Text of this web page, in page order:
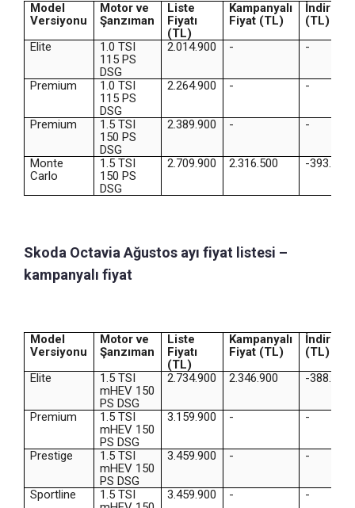
Model
Versiyonu
Motor ve
Şanzıman
Liste
Fiyatı
(TL)
Kampanyalı
Fiyat (TL)
İndirim
(TL)
Elite
1.0 TSI
115 PS
DSG
2.014.900 - -
Premium
1.0 TSI
115 PS
DSG
2.264.900 - -
Premium
1.5 TSI
150 PS
DSG
2.389.900 - -
Monte
Carlo
1.5 TSI
150 PS
DSG
2.709.900 2.316.500 -393.400
Skoda Octavia Ağustos ayı fiyat listesi –
kampanyalı fiyat
Model
Versiyonu
Motor ve
Şanzıman
Liste
Fiyatı
(TL)
Kampanyalı
Fiyat (TL)
İndirim
(TL)
Elite
1.5 TSI
mHEV 150
PS DSG
2.734.900 2.346.900 -388.000
Premium
1.5 TSI
mHEV 150
PS DSG
3.159.900 - -
Prestige
1.5 TSI
mHEV 150
PS DSG
3.459.900 - -
Sportline
1.5 TSI
3.459.900 - -